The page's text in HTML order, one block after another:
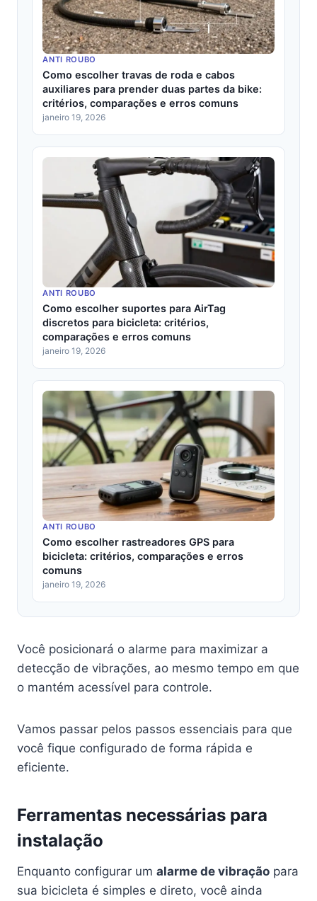
ANTI ROUBO
Como escolher travas de roda e cabos
auxiliares para prender duas partes da bike:
critérios, comparações e erros comuns
janeiro 19, 2026
ANTI ROUBO
Como escolher suportes para AirTag
discretos para bicicleta: critérios,
comparações e erros comuns
janeiro 19, 2026
ANTI ROUBO
Como escolher rastreadores GPS para
bicicleta: critérios, comparações e erros
comuns
janeiro 19, 2026
Você posicionará o alarme para maximizar a
detecção de vibrações, ao mesmo tempo em que
o mantém acessível para controle.
Vamos passar pelos passos essenciais para que
você fique configurado de forma rápida e
eficiente.
Ferramentas necessárias para
instalação
Enquanto configurar um alarme de vibração para
sua bicicleta é simples e direto, você ainda